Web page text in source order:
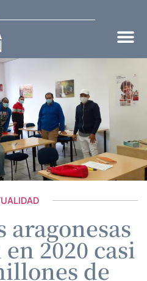
aragonesas
2020 casi
de